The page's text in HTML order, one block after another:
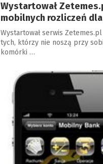
Wystartował
mobilnych rozliczeń
Wystartował serwis
tych, którzy nie noszą przy
komórki …